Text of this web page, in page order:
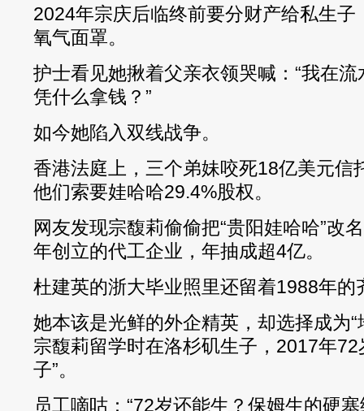
2024年宗庆后临终前要分财产给私生
氧气面罩。
护士看见她揪着父亲衣领哭喊：“我在
凭什么拿钱？”
如今她陷入双线战争。
香港法庭上，三个弟妹咬死18亿美元信
他们索要娃哈哈29.4%股权。
网友发现宗馥莉偷偷把“贵阳娃哈哈”改
年创立的代工企业，年抽成超4亿。
杜建英的浙大毕业照里还留着1988年的
她本该是光鲜的外企精英，却选择成为
宗馥莉留学时在洛杉矶生子，2017年
子”。
员工嘀咕：“72岁还能生？保姆生的硬